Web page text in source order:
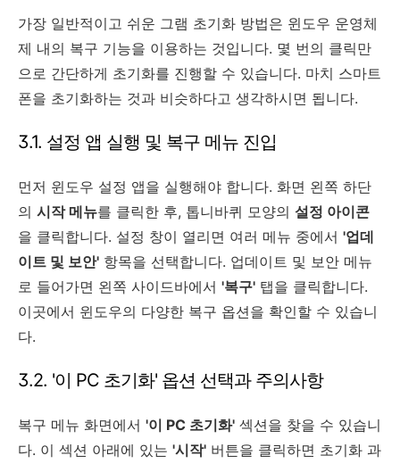
가장 일반적이고 쉬운 그램 초기화 방법은 윈도우 운영체
제 내의 복구 기능을 이용하는 것입니다. 몇 번의 클릭만
으로 간단하게 초기화를 진행할 수 있습니다. 마치 스마트
폰을 초기화하는 것과 비슷하다고 생각하시면 됩니다.
3.1. 설정 앱 실행 및 복구 메뉴 진입
먼저 윈도우 설정 앱을 실행해야 합니다. 화면 왼쪽 하단
의 시작 메뉴를 클릭한 후, 톱니바퀴 모양의 설정 아이콘
을 클릭합니다. 설정 창이 열리면 여러 메뉴 중에서 '업데
이트 및 보안' 항목을 선택합니다. 업데이트 및 보안 메뉴
로 들어가면 왼쪽 사이드바에서 '복구' 탭을 클릭합니다.
이곳에서 윈도우의 다양한 복구 옵션을 확인할 수 있습니
다.
3.2. '이 PC 초기화' 옵션 선택과 주의사항
복구 메뉴 화면에서 '이 PC 초기화' 섹션을 찾을 수 있습니
다. 이 섹션 아래에 있는 '시작' 버튼을 클릭하면 초기화 과